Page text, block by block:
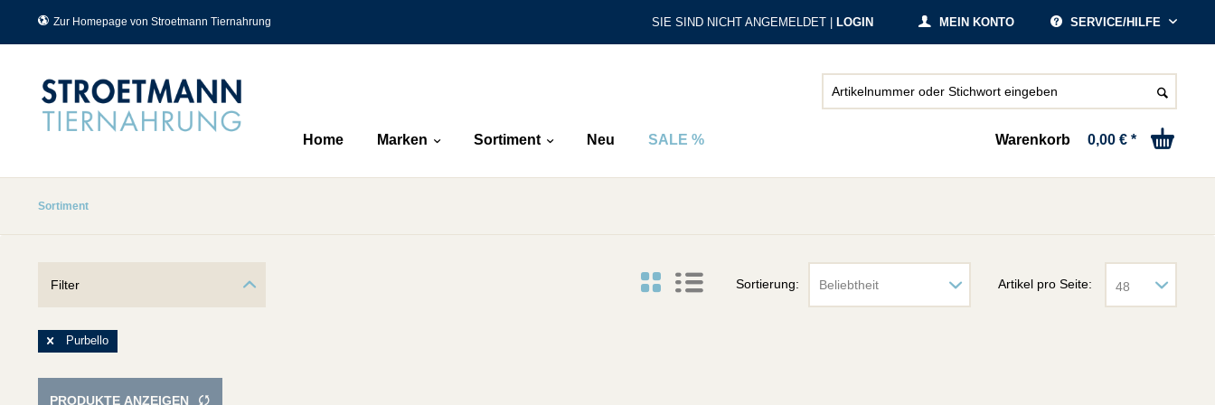
Zur Homepage von Stroetmann Tiernahrung SERVICE/HILFE
MEIN KONTO
SIE SIND NICHT ANGEMELDET | LOGIN
Home Marken Sortiment Neu SALE % Warenkorb 0,00 € *
Sortiment
Filter Artikel pro Seite:
Sortierung:
Purbello
PRODUKTE ANZEIGEN